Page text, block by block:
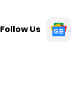
Follow Us